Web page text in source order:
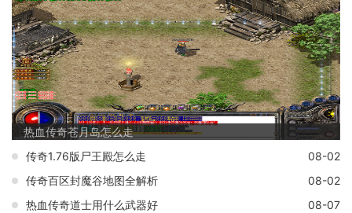
热血传奇苍月岛怎么走
传奇1.76版尸王殿怎么走
08-02
传奇百区封魔谷地图全解析
08-02
热血传奇道士用什么武器好
08-07